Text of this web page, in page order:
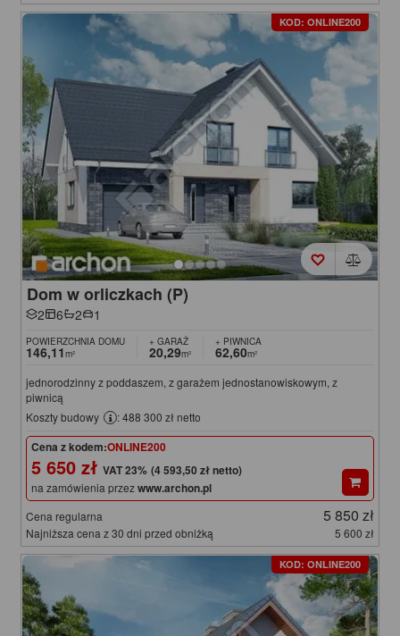
KOD: ONLINE200
Dom w orliczkach (P)
2 6 2 1
POWIERZCHNIA DOMU
146,11m²
+ GARAŻ
20,29m²
+ PIWNICA
62,60m²
jednorodzinny z poddaszem, z garażem jednostanowiskowym, z
piwnicą
Koszty budowy
: 488 300 zł netto
Cena z kodem:ONLINE200
5 650 zł (4 593,50 zł netto)
na zamówienia przezwww.archon.pl
Cena regularna 5 850 zł
Najniższa cena z 30 dni przed obniżką 5 600 zł
KOD: ONLINE200